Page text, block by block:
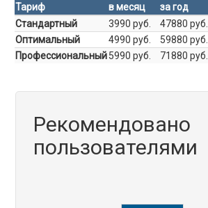
Тариф
в месяц
за год
Стандартный
3990 руб. 47880 руб.
Оптимальный
4990 руб. 59880 руб.
Профессиональный5990 руб. 71880 руб.
Рекомендовано
пользователями